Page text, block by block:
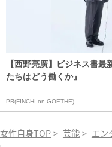
【西野亮廣】ビジネス書
たちはどう働くか』
PR(FINCHI on GOETHE)
女性自身TOP > 芸能 > エン